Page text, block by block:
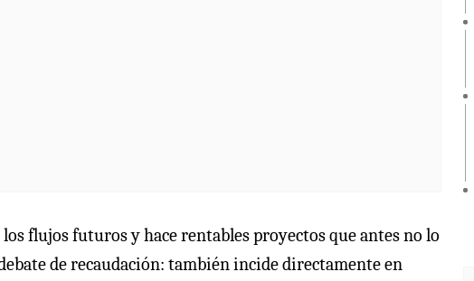
flujos futuros y hace rentables proyectos que antes no lo
de recaudación: también incide directamente en